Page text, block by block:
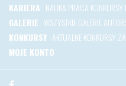
KARIERA : NAUKA PRACA KONKURSY
GALERIE : WSZYSTKIE GALERIE
KONKURSY: AKTUALNE KONKURSY
MOJE KONTO